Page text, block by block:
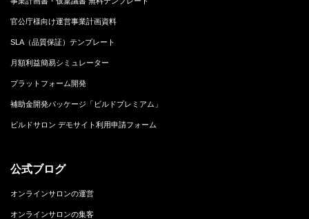
官公庁様向け運営事業計画資料
SLA（品質保証）テンプレート
月額利益簡易シミュレーター
プラットフォーム開発
補助金開発パッケージ「ビルドプレミアム」
ビルドサロン デモサイト利用申請フォーム
公式ブログ
オンラインサロンの運営
オンラインサロンの集客